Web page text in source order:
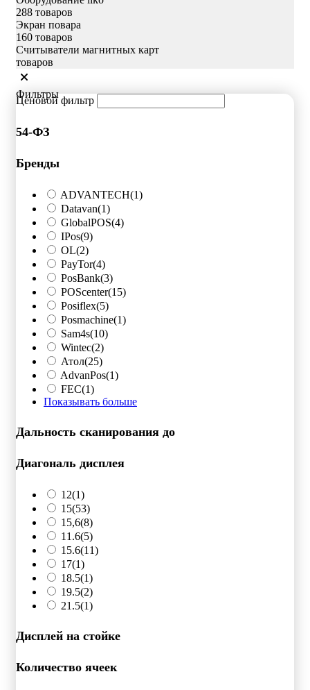
288 товаров
Экран повара
160 товаров
Считыватели магнитных карт
товаров
Фильтры
Ценовой фильтр
54-ФЗ
Бренды
ADVANTECH(1)
Datavan(1)
GlobalPOS(4)
IPos(9)
OL(2)
PayTor(4)
PosBank(3)
POScenter(15)
Posiflex(5)
Posmachine(1)
Sam4s(10)
Wintec(2)
Атол(25)
AdvanPos(1)
FEC(1)
Показывать больше
Дальность сканирования до
Диагональ дисплея
12(1)
15(53)
15,6(8)
11.6(5)
15.6(11)
17(1)
18.5(1)
19.5(2)
21.5(1)
Дисплей на стойке
Количество ячеек